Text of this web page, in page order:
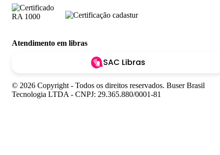
Atendimento em libras
SAC Libras
© 2026 Copyright - Todos os direitos reservados. Buser Brasil
Tecnologia LTDA - CNPJ: 29.365.880/0001-81